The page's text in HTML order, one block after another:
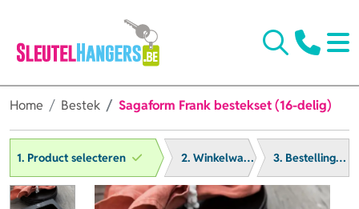
Home Bestek Sagaform Frank bestekset (16-delig)
1. Product selecteren 2. Winkelwagen 3. Bestelling afronden